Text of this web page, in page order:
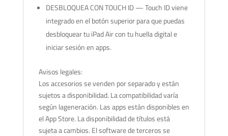
DESBLOQUEA CON TOUCH ID — Touch ID viene
integrado en el botón superior para que puedas
desbloquear tu iPad Air con tu huella digital e
iniciar sesión en apps.
Avisos legales:
Los accesorios se venden por separado y están
sujetos a disponibilidad. La compatibilidad varía
según lageneración. Las apps están disponibles en
el App Store. La disponibilidad de títulos está
sujeta a cambios. El software de terceros se